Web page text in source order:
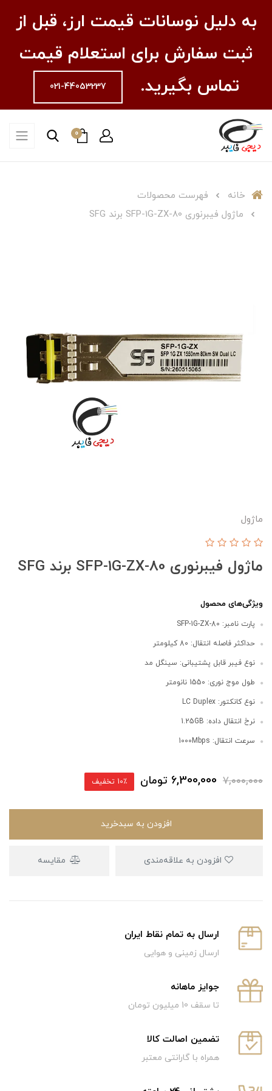
به دلیل نوسانات قیمت ارز، قبل از
ثبت سفارش برای استعلام قیمت
تماس بگیرید.
021-44053237
0
خانه
فهرست محصولات
ماژول فیبرنوری SFP-1G-ZX-80 برند SFG
ماژول
ماژول فیبرنوری SFP-1G-ZX-80 برند SFG
ویژگی‌های محصول
پارت نامبر: SFP-1G-ZX-80
حداکثر فاصله انتقال: 80 کیلومتر
نوع فیبر قابل پشتیبانی: سینگل مد
طول موج نوری: 1550 نانومتر
نوع کانکتور: LC Duplex
نرخ انتقال داده: 1.25GB
سرعت انتقال: 1000Mbps
7,000,000
6,300,000 تومان 10٪ تخفیف
افزودن به سبدخرید
مقایسه
ارسال به تمام نقاط ایران
ارسال زمینی و هوایی
جوایز ماهانه
تا سقف 10 میلیون تومان
تضمین اصالت کالا
همراه با گارانتی معتبر